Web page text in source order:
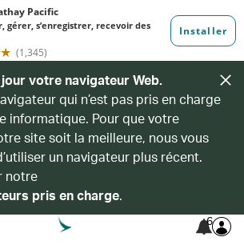
votre navigateur Web.
qui n’est pas pris en charge
informatique. Pour que votre
site soit la meilleure, nous vous
un navigateur plus récent.
notre
pris en charge.
6